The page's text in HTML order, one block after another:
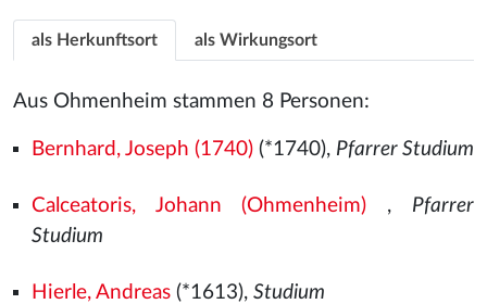
als Herkunftsort als Wirkungsort
Aus Ohmenheim stammen 8 Personen:
Bernhard, Joseph (1740)(*1740), Pfarrer Studium
Calceatoris, Johann (Ohmenheim) , Pfarrer
Studium
Hierle, Andreas(*1613), Studium